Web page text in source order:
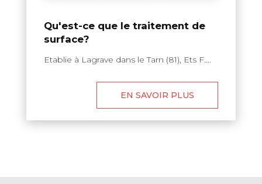
Qu'est-ce que le traitement de
surface?
Etablie à Lagrave dans le Tarn (81), Ets F....
EN SAVOIR PLUS